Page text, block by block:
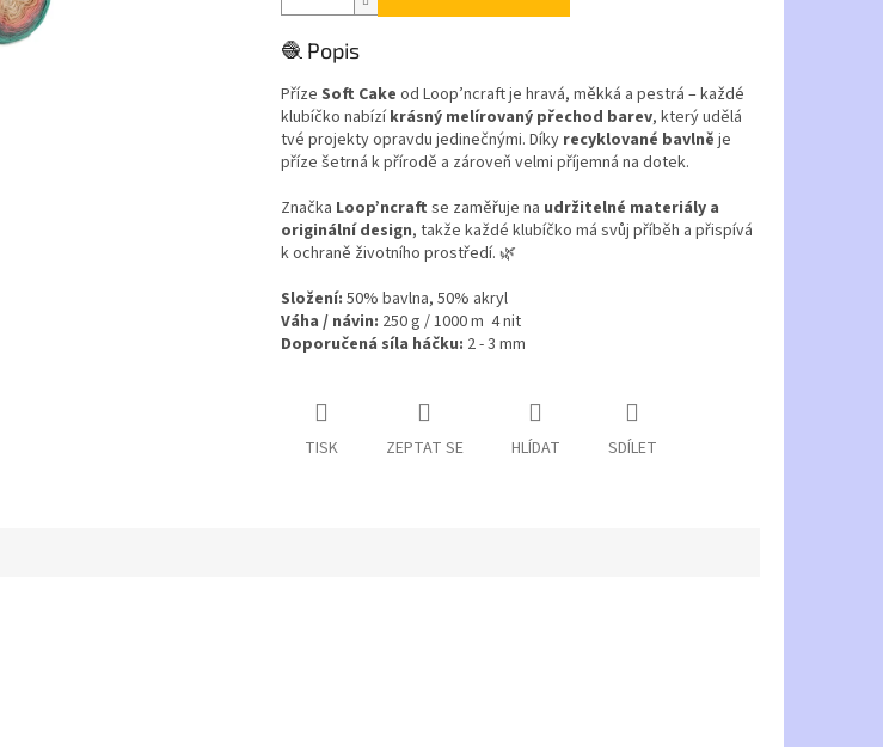
🧶 Popis
Příze Soft Cake od Loop’ncraft je hravá, měkká a pestrá – každé
klubíčko nabízíkrásný melírovaný přechod barev, který udělá
tvé projekty opravdu jedinečnými. Díky recyklované bavlně je
příze šetrná k přírodě a zároveň velmi příjemná na dotek.
Značka Loop’ncraft se zaměřuje na udržitelné materiály a
originální design, takže každé klubíčko má svůj příběh a přispívá
k ochraně životního prostředí. 🌿
Složení: 50% bavlna, 50% akryl
Váha / návin: 250 g / 1000 m 4 nit
Doporučená síla háčku: 2 - 3 mm
TISK ZEPTAT SE HLÍDAT SDÍLET